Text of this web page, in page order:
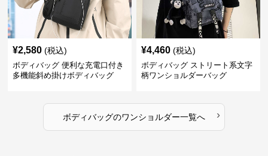
¥2,580 (税込)
ボディバッグ 便利な充電口付き
多機能斜め掛けボディバッグ
¥4,460 (税込)
ボディバッグ ストリート系文字
柄ワンショルダーバッグ
ボディバッグのワンショルダー一覧へ ›